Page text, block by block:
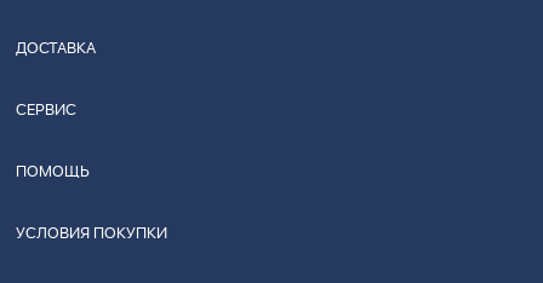
ДОСТАВКА
СЕРВИС
ПОМОЩЬ
УСЛОВИЯ ПОКУПКИ